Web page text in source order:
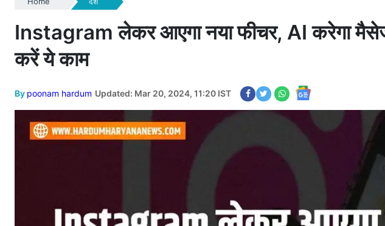
Instagram लेकर आएगा नया फीचर, AI करेगा
करें ये काम
By poonam hardum Updated: Mar 20, 2024, 11:20 IST